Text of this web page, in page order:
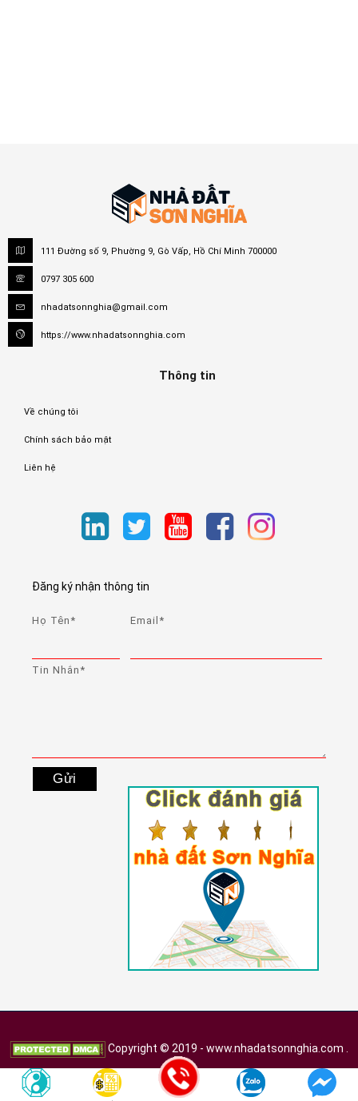
111 Đường số 9, Phường 9, Gò Vấp, Hồ Chí Minh 700000
0797 305 600
nhadatsonnghia@gmail.com
https://www.nhadatsonnghia.com
Thông tin
Về chúng tôi
Chính sách bảo mật
Liên hệ
Đăng ký nhận thông tin
Họ Tên* Email*
Tin Nhắn*
Copyright © 2019 - www.nhadatsonnghia.com .
All Rights Reserved. | Được thiết kế bởi Nhà Đất Sơn Nghĩa